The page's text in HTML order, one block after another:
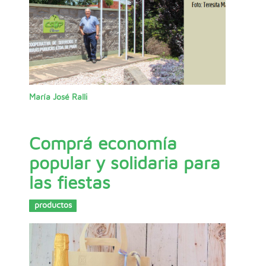
María José Ralli
Comprá economía
popular y solidaria para
las fiestas
productos